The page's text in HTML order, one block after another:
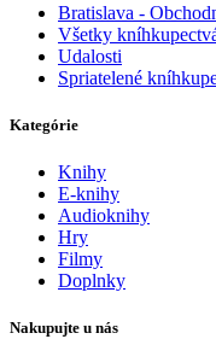
Bratislava -
Všetky
Udalosti
Spriatelené
Kategórie
Knihy
E-knihy
Audioknihy
Hry
Filmy
Doplnky
Nakupujte u nás